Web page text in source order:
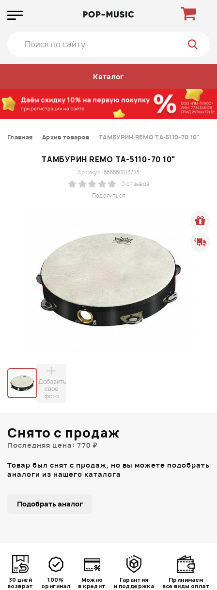
Каталог
Главная Архив товаров ТАМБУРИН REMO TA-5110-70 10"
ТАМБУРИН REMO TA-5110-70 10"
Поделиться
Артикул: 888880013713
0 отзывов
Добавить
свое
фото
Снято с продаж
Последняя цена: 770 ₽
Товар был снят с продаж, но вы можете подобрать
аналоги из нашего каталога
Подобрать аналог
30 дней
возврат
100%
оригинал
Можно
в кредит
Гарантия
и поддержка
Принимаем
все виды оплат